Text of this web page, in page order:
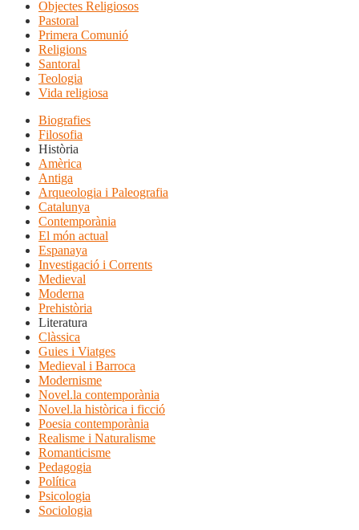
Objectes Religiosos
Pastoral
Primera Comunió
Religions
Santoral
Teologia
Vida religiosa
Biografies
Filosofia
Història
Amèrica
Antiga
Arqueologia i Paleografia
Catalunya
Contemporània
El món actual
Espanaya
Investigació i Corrents
Medieval
Moderna
Prehistòria
Literatura
Clàssica
Guies i Viatges
Medieval i Barroca
Modernisme
Novel.la contemporània
Novel.la històrica i ficció
Poesia contemporània
Realisme i Naturalisme
Romanticisme
Pedagogia
Política
Psicologia
Sociologia